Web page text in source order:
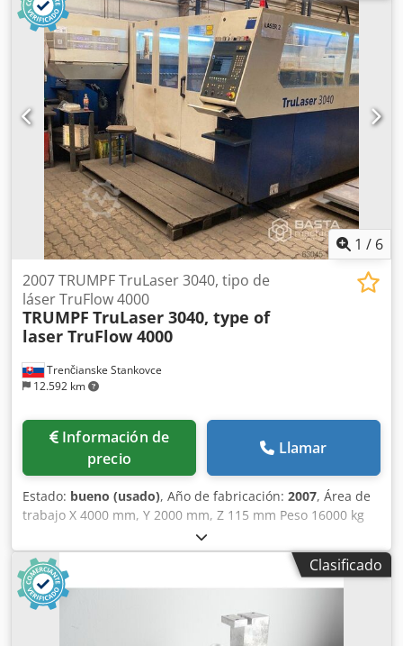
Sinumerik 840 D SL con pantalla táctil de 18” Regulación
automática de velocidad Apagado automático programable
de la máquina Csdpfx Asxr U U Rocysrf Paquete de corte
de cobre Paquete de corte de latón Equipado con: Cambio
automático de paletas Precio de adquisición en 2021:
2.700.000 DKK sin IVA.
1 / 6
Trenčianske Stankovce
12.592 km
2007 TRUMPF TruLaser 3040, tipo de
láser TruFlow 4000
TRUMPF TruLaser 3040, type of
laser TruFlow 4000
Información de
precio
Llamar
Estado: bueno (usado), Año de fabricación: 2007, Área de
trabajo X 4000 mm, Y 2000 mm, Z 115 mm Peso 16000 kg
parámetros Largo x ancho x alto: aprox. 9800 mm x 5300
mm x 2000 mm Siemens Sinumerik 840 D tipo láser
TruFlow 4000W espesor máximo 20 mm 4000 mm x 1250
mm Avance 3400 mm Desmontaje, carga, grúa no incluidos
Precio de la máquina incluido - más precio de todos los
servicios. NC: 88631 - Resonador/HD Bomba 1: 87603 -
Clasificado